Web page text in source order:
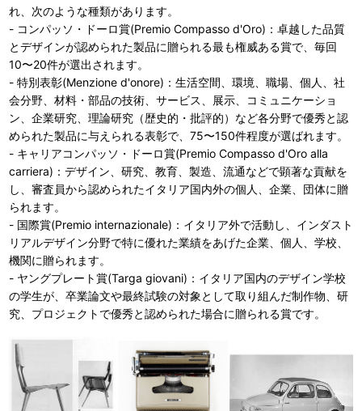
れ、次のような種類があります。
- コンパッソ・ドーロ賞(Premio Compasso d'Oro)：卓越した品質
とデザインが認められた製品に贈られる最も権威ある賞で、毎回
10〜20件が選出されます。
- 特別表彰(Menzione d'onore)：生活空間、環境、職場、個人、社
会分野、材料・部品の技術、サービス、展示、コミュニケーショ
ン、企業研究、理論研究（歴史的・批評的）など各分野で優秀と認
められた製品に与えられる表彰で、75〜150件程度が選ばれます。
- キャリアコンパッソ・ドーロ賞(Premio Compasso d'Oro alla
carriera)：デザイン、研究、教育、製造、流通などで顕著な貢献を
し、審査員から認められたイタリア国内外の個人、企業、団体に贈
られます。
- 国際賞(Premio internazionale)：イタリア外で活動し、インダスト
リアルデザイン分野で特に優れた業績をあげた企業、個人、学校、
機関に贈られます。
- ヤングプレート賞(Targa giovani)：イタリア国内のデザイン学校
の学生が、卒業論文や最終試験の対象として取り組んだ制作物、研
究、プロジェクトで優秀と認められた場合に贈られる賞です。